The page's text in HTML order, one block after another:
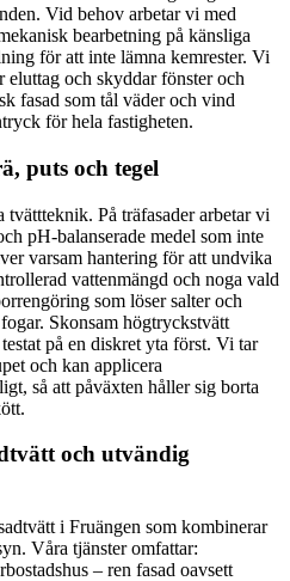
Vid behov arbetar vi med
bearbetning på känsliga
för att inte lämna kemrester. Vi
eluttag och skyddar fönster och
fasad som tål väder och vind
för hela fastigheten.
puts och tegel
På träfasader arbetar vi
pH-balanserade medel som inte
varsam hantering för att undvika
vattenmängd och noga vald
som löser salter och
Skonsam högtryckstvätt
på en diskret yta först. Vi tar
och kan applicera
så att påväxten håller sig borta
och utvändig
i Fruängen som kombinerar
Våra tjänster omfattar:
– ren fasad oavsett